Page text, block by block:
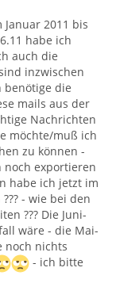
2011 bis
habe ich
auch die
inzwischen
benötige die
mails aus der
Nachrichten
möchte/muß ich
zu können -
noch exportieren
habe ich jetzt im
- wie bei den
??? Die Juni-
wäre - die Mai-
noch nichts
- ich bitte